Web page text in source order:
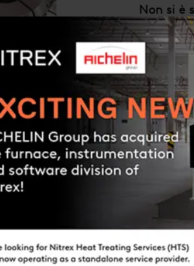
Non si è
ulteriori
uno dei